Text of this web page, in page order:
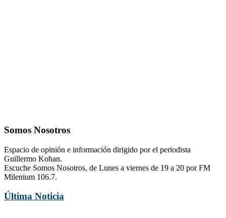
Somos Nosotros
Espacio de opinión e información dirigido por el periodista
Guillermo Kohan.
Escuche Somos Nosotros, de Lunes a viernes de 19 a 20 por FM
Milenium 106.7.
Última Noticia